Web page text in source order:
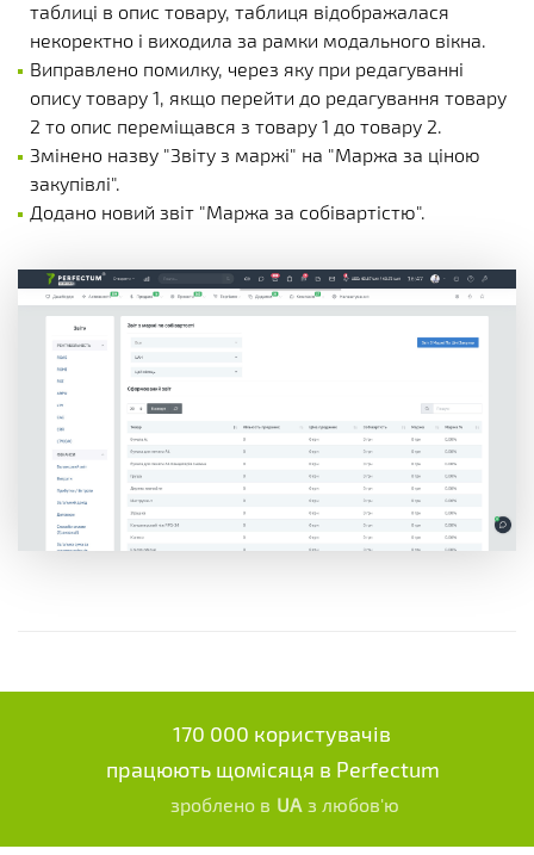
таблиці в опис товару, таблиця відображалася
некоректно і виходила за рамки модального вікна.
Виправлено помилку, через яку при редагуванні
опису товару 1, якщо перейти до редагування товару
2 то опис переміщався з товару 1 до товару 2.
Змінено назву "Звіту з маржі" на "Маржа за ціною
закупівлі".
Додано новий звіт "Маржа за собівартістю".
170 000 користувачів
працюють щомісяця в Perfectum
зроблено в UA з любов'ю